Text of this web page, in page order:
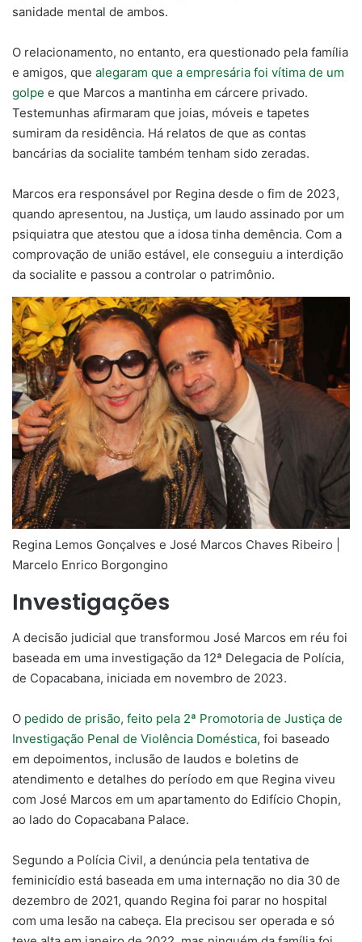
sanidade mental de ambos.
O relacionamento, no entanto, era questionado pela família
e amigos, que alegaram que a empresária foi vítima de um
golpe e que Marcos a mantinha em cárcere privado.
Testemunhas afirmaram que joias, móveis e tapetes
sumiram da residência. Há relatos de que as contas
bancárias da socialite também tenham sido zeradas.
Marcos era responsável por Regina desde o fim de 2023,
quando apresentou, na Justiça, um laudo assinado por um
psiquiatra que atestou que a idosa tinha demência. Com a
comprovação de união estável, ele conseguiu a interdição
da socialite e passou a controlar o patrimônio.
Regina Lemos Gonçalves e José Marcos Chaves Ribeiro |
Marcelo Enrico Borgongino
Investigações
A decisão judicial que transformou José Marcos em réu foi
baseada em uma investigação da 12ª Delegacia de Polícia,
de Copacabana, iniciada em novembro de 2023.
O pedido de prisão, feito pela 2ª Promotoria de Justiça de
Investigação Penal de Violência Doméstica, foi baseado
em depoimentos, inclusão de laudos e boletins de
atendimento e detalhes do período em que Regina viveu
com José Marcos em um apartamento do Edifício Chopin,
ao lado do Copacabana Palace.
Segundo a Polícia Civil, a denúncia pela tentativa de
feminicídio está baseada em uma internação no dia 30 de
dezembro de 2021, quando Regina foi parar no hospital
com uma lesão na cabeça. Ela precisou ser operada e só